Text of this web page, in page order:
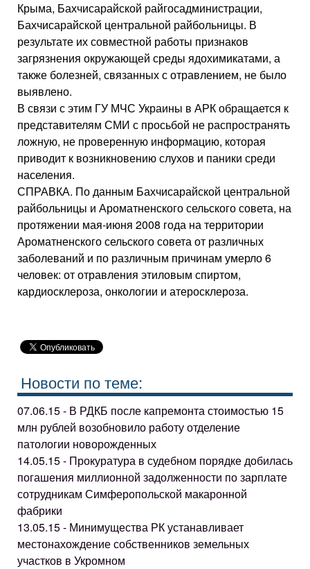
Крыма, Бахчисарайской райгосадминистрации,
Бахчисарайской центральной райбольницы. В
результате их совместной работы признаков
загрязнения окружающей среды ядохимикатами, а
также болезней, связанных с отравлением, не было
выявлено.
В связи с этим ГУ МЧС Украины в АРК обращается к
представителям СМИ с просьбой не распространять
ложную, не проверенную информацию, которая
приводит к возникновению слухов и паники среди
населения.
СПРАВКА. По данным Бахчисарайской центральной
райбольницы и Ароматненского сельского совета, на
протяжении мая-июня 2008 года на территории
Ароматненского сельского совета от различных
заболеваний и по различным причинам умерло 6
человек: от отравления этиловым спиртом,
кардиосклероза, онкологии и атеросклероза.
Новости по теме:
07.06.15 - В РДКБ после капремонта стоимостью 15
млн рублей возобновило работу отделение
патологии новорожденных
14.05.15 - Прокуратура в судебном порядке добилась
погашения миллионной задолженности по зарплате
сотрудникам Симферопольской макаронной
фабрики
13.05.15 - Минимущества РК устанавливает
местонахождение собственников земельных
участков в Укромном